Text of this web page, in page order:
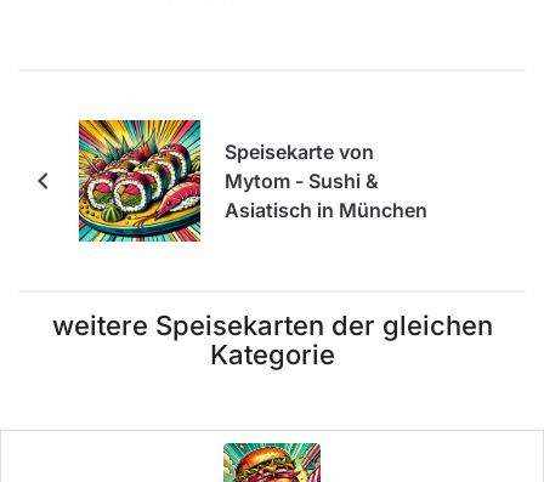
Speisekarte von
Mytom - Sushi &
Asiatisch in München
weitere Speisekarten der gleichen
Kategorie